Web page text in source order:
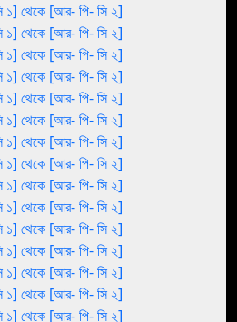
১] থেকে [আর- পি- সি ২]
১] থেকে [আর- পি- সি ২]
১] থেকে [আর- পি- সি ২]
১] থেকে [আর- পি- সি ২]
১] থেকে [আর- পি- সি ২]
১] থেকে [আর- পি- সি ২]
১] থেকে [আর- পি- সি ২]
১] থেকে [আর- পি- সি ২]
১] থেকে [আর- পি- সি ২]
১] থেকে [আর- পি- সি ২]
১] থেকে [আর- পি- সি ২]
১] থেকে [আর- পি- সি ২]
১] থেকে [আর- পি- সি ২]
১] থেকে [আর- পি- সি ২]
১] থেকে [আর- পি- সি ২]